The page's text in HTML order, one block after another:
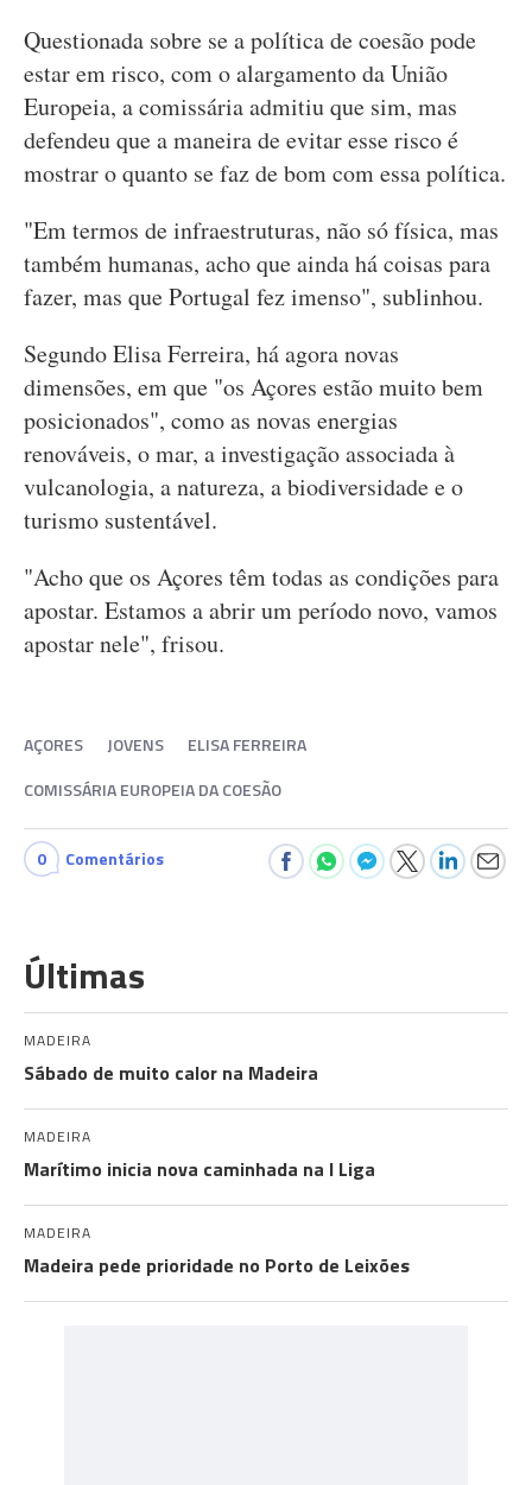
Questionada sobre se a política de coesão pode
estar em risco, com o alargamento da União
Europeia, a comissária admitiu que sim, mas
defendeu que a maneira de evitar esse risco é
mostrar o quanto se faz de bom com essa política.
"Em termos de infraestruturas, não só física, mas
também humanas, acho que ainda há coisas para
fazer, mas que Portugal fez imenso", sublinhou.
Segundo Elisa Ferreira, há agora novas
dimensões, em que "os Açores estão muito bem
posicionados", como as novas energias
renováveis, o mar, a investigação associada à
vulcanologia, a natureza, a biodiversidade e o
turismo sustentável.
"Acho que os Açores têm todas as condições para
apostar. Estamos a abrir um período novo, vamos
apostar nele", frisou.
AÇORES JOVENS
ELISA FERREIRA
COMISSÁRIA EUROPEIA DA COESÃO
0 Comentários
Últimas
MADEIRA
Sábado de muito calor na Madeira
MADEIRA
Marítimo inicia nova caminhada na I Liga
MADEIRA
Madeira pede prioridade no Porto de Leixões